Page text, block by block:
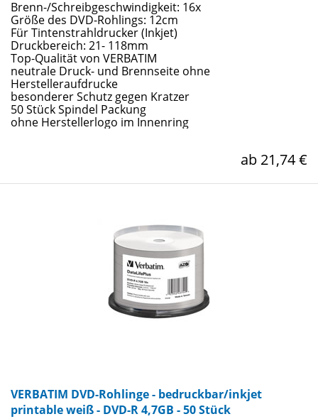
Brenn-/Schreibgeschwindigkeit: 16x
Größe des DVD-Rohlings: 12cm
Für Tintenstrahldrucker (Inkjet)
Druckbereich: 21- 118mm
Top-Qualität von VERBATIM
neutrale Druck- und Brennseite ohne
Herstelleraufdrucke
besonderer Schutz gegen Kratzer
50 Stück Spindel Packung
ohne Herstellerlogo im Innenring
ab 21,74 €
VERBATIM DVD-Rohlinge - bedruckbar/inkjet
printable weiß - DVD-R 4,7GB - 50 Stück